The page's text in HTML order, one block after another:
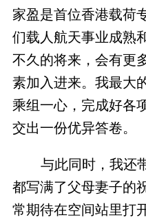
家盈是首位香港载荷
们载人航天事业成熟
不久的将来，会有更
素加入进来。我最大
乘组一心，完成好各
交出一份优异答卷。
与此同时，我还
都写满了父母妻子的
常期待在空间站里打